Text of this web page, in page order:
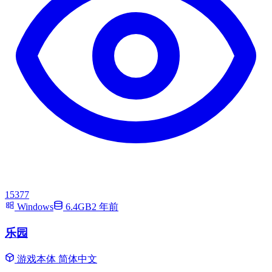
15377
Windows
6.4GB2 年前
乐园
游戏本体 简体中文